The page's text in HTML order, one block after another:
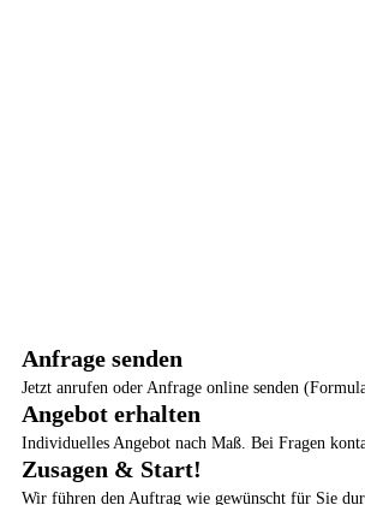
Anfrage senden
Jetzt anrufen oder Anfrage online senden
Angebot erhalten
Individuelles Angebot nach Maß. Bei Fragen
Zusagen & Start!
Wir führen den Auftrag wie gewünscht für Sie